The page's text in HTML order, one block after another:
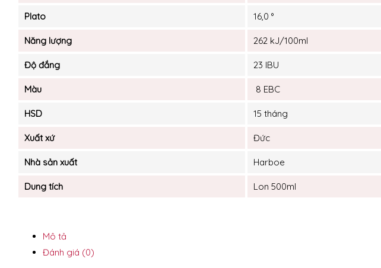
Plato 16,0 °
Năng lượng 262 kJ/100ml
Độ đắng 23 IBU
Màu 8 EBC
HSD 15 tháng
Xuất xứ Đức
Nhà sản xuất Harboe
Dung tích Lon 500ml
Mô tả
Đánh giá (0)